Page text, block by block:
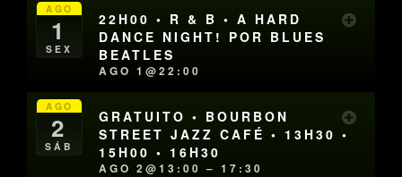
AGO
1
SEX
22H00 • R & B • A HARD
DANCE NIGHT! POR BLUES
BEATLES
AGO 1@22:00
AGO
2
SÁB
GRATUITO • BOURBON
STREET JAZZ CAFÉ • 13H30 •
15H00 • 16H30
AGO 2@13:00 – 17:30